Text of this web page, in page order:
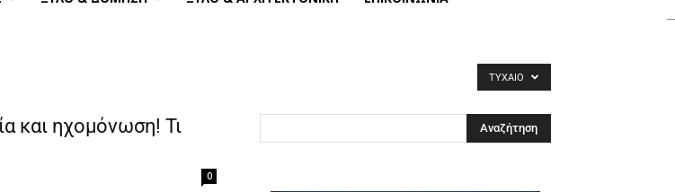
ΤΥΧΑΊΟ
και ηχομόνωση! Τι
0